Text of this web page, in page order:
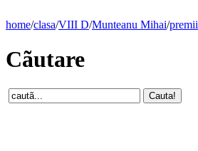
home/clasa/VIII D/Munteanu Mihai/premii
Cãutare